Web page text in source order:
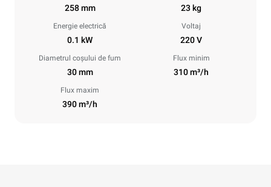
258 mm 23 kg
Energie electrică
0.1 kW
Voltaj
220 V
Diametrul coșului de fum
30 mm
Flux minim
310 m³/h
Flux maxim
390 m³/h